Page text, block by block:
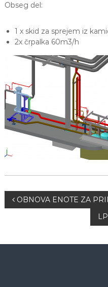
Obseg del:
1 x skid za sprejem iz
2x črpalka 60m3/h
OBNOVA ENOTE ZA